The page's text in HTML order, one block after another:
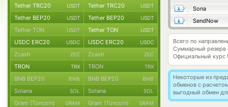
Sona
SendNow
Всего по
Суммарный резерв
Официальный курс
Некоторые из
обменов с
выгодный обмен
Tether TRC20 USDT Tether TRC20 USDT
Tether BEP20 USDT Tether BEP20 USDT
Tether TON USDT Tether TON USDT
USDC ERC20 USDC USDC ERC20 USDC
Zcash ZEC Zcash ZEC
TRON TRX TRON TRX
BNB BEP20 BNB BNB BEP20 BNB
Solana SOL Solana SOL
Gram (Toncoin) GRAM Gram (Toncoin) GRAM